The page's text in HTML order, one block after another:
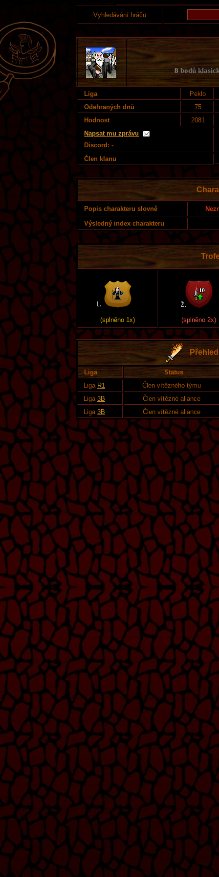
Vyhledávání hráčů
8 bodů
Liga
Peklo
Odehraných dnů
75
Hodnost
2081
Napsat mu zprávu
Discord: -
Člen klanu
Popis charakteru slovně
Výsledný index charakteru
(splněno 1x) (splněno 2x)
Liga
Status
Liga R1
Člen vítězného týmu
Liga 3B
Člen vítězné aliance
Liga 3B Člen vítězné aliance